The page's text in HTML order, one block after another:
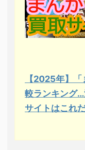
【2025年】
較ランキング
サイトはこれだ